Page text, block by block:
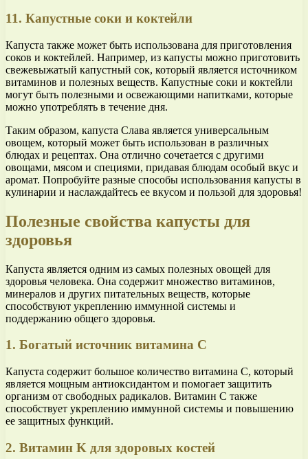
11. Капустные соки и коктейли
Капуста также может быть использована для приготовления
соков и коктейлей. Например, из капусты можно приготовить
свежевыжатый капустный сок, который является источником
витаминов и полезных веществ. Капустные соки и коктейли
могут быть полезными и освежающими напитками, которые
можно употреблять в течение дня.
Таким образом, капуста Слава является универсальным
овощем, который может быть использован в различных
блюдах и рецептах. Она отлично сочетается с другими
овощами, мясом и специями, придавая блюдам особый вкус и
аромат. Попробуйте разные способы использования капусты в
кулинарии и наслаждайтесь ее вкусом и пользой для здоровья!
Полезные свойства капусты для
здоровья
Капуста является одним из самых полезных овощей для
здоровья человека. Она содержит множество витаминов,
минералов и других питательных веществ, которые
способствуют укреплению иммунной системы и
поддержанию общего здоровья.
1. Богатый источник витамина C
Капуста содержит большое количество витамина C, который
является мощным антиоксидантом и помогает защитить
организм от свободных радикалов. Витамин C также
способствует укреплению иммунной системы и повышению
ее защитных функций.
2. Витамин K для здоровых костей